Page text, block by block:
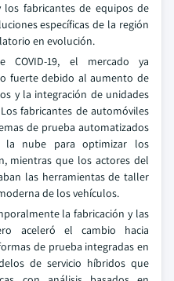
fabricantes de equipos de
específicas de la región
en evolución.
19, el mercado ya
fuerte debido al aumento de
y la integración de unidades
fabricantes de automóviles
de prueba automatizados
la nube para optimizar los
mientras que los actores del
las herramientas de taller
de los vehículos.
la fabricación y las
aceleró el cambio hacia
de prueba integradas en
de servicio híbridos que